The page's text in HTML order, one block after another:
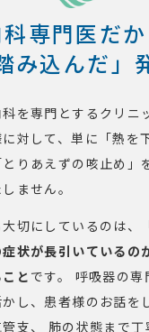
専門医だ
み込んだ」
を専門とするクリニ
対して、単に「熱を
とりあえずの咳止め」
ません。
切にしているのは、
状が長引いているの
と です。 呼吸器の
し、患者様のお話を
支、 肺の状態まで丁